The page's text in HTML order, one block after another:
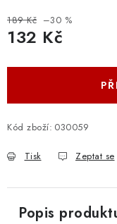
ODSTOUPENÍ OD
ZÁSADY
KONTAKTY O E-
OBCHODNÍ PODMÍNKY
189 Kč –30 %
132 Kč
Kód zboží: 030059
Tisk Zeptat se
Popis